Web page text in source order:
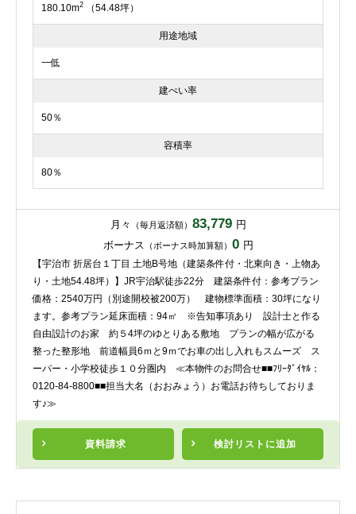
180.10m2 （54.48坪）
用途地域
一低
建ぺい率
50％
容積率
80％
月々 （毎月返済額） 83,779 円
ボーナス （ボーナス時加算額） 0 円
資料請求 検討リスト に追加
【宇治市 折居台１丁目 土地B号地（建築条件付・北東向き・上物あ
り・土地54.48坪）】JR宇治駅徒歩22分 建築条件付：参考プラン
価格：2540万円（別途開校被200万） 建物標準面積：30坪になり
ます。参考プラン延床面積：94㎡ ※告知事項あり 設計士と作る
自由設計のお家 約５4坪のゆとりある敷地 プランの幅が広がる
整った整形地 前道幅員6ｍと9ｍでお車の出し入れもスムーズ ス
ーパー・小学校徒歩１０分圏内 ≪本物件のお問合せ■■ﾌﾘｰﾀﾞｲﾔﾙ：
0120-84-8800■■担当大名（おおみょう）お電話お待ちしておりま
す♪≫